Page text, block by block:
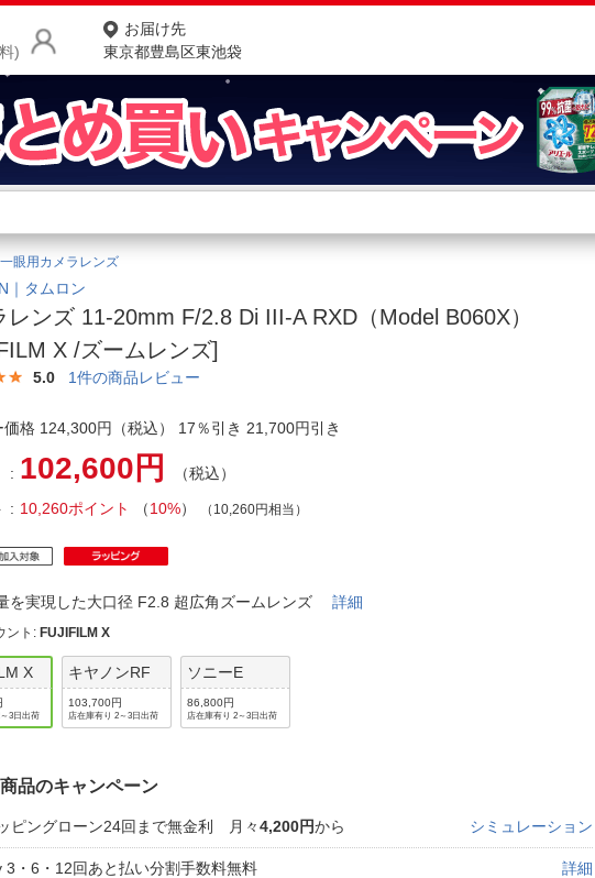
)
お届け先
東京都豊島区東池袋
商品をさがす
ランキングからさがす
カテゴリ一覧からさがす
ご利用ガイド
よくある質問・お問合せ
ご利用規約
店舗サービス
ネット取り置き
店舗情報・店舗一覧
眼用カメラレンズ
｜タムロン
レンズ 11-20mm F/2.8 Di III-A RXD（Model B060X）
X /ズームレンズ]
5.0 1件の商品レビュー
価格 124,300円（税込） 17％引き 21,700円引き
102,600円
（税込）
10,260ポイント （10%） （10,260円相当）
を実現した大口径 F2.8 超広角ズームレンズ詳細
ント : FUJIFILM X
X
3日出荷
キヤノンRF
103,700円
店在庫有り 2～3日出荷
ソニーE
86,800円
店在庫有り 2～3日出荷
品のキャンペーン
ピングローン24回まで無金利 月々4,200円から シミュレーション
3・6・12回あと払い分割手数料無料 詳細